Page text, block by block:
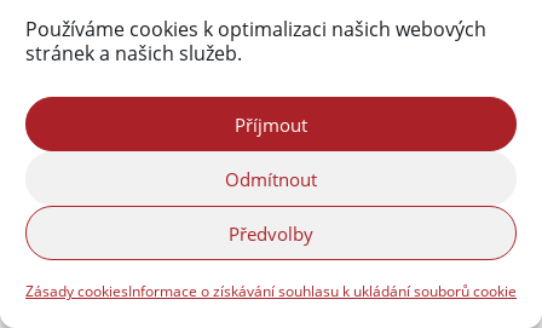
Používáme cookies k optimalizaci našich webových
stránek a našich služeb.
Příjmout
Odmítnout
Předvolby
Zásady cookiesInformace o získávání souhlasu k ukládání souborů cookie